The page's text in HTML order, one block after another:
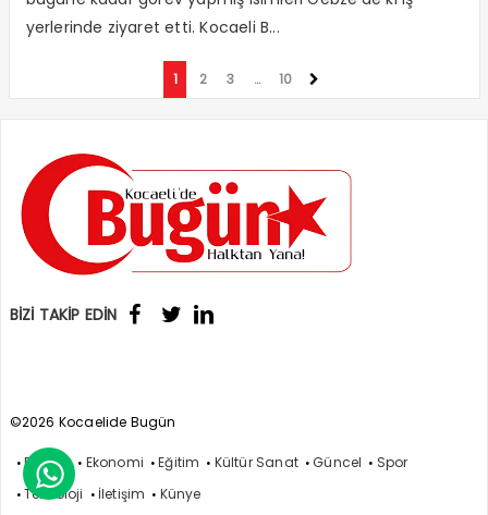
yerlerinde ziyaret etti. Kocaeli B...
1 2 3 … 10
BİZİ TAKİP EDİN
©2026 Kocaelide Bugün
Politika Ekonomi Eğitim Kültür Sanat Güncel
Spor
Teknoloji
İletişim Künye
